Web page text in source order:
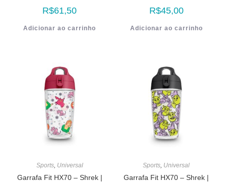
R$61,50
Adicionar ao carrinho
R$45,00
Adicionar ao carrinho
Sports, Universal
Garrafa Fit HX70 – Shrek |
Sports, Universal
Garrafa Fit HX70 – Shrek |